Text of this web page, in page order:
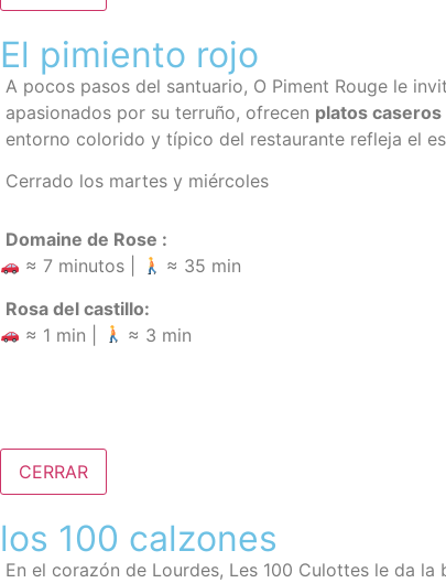
El pimiento rojo
A pocos pasos del santuario, O Piment Rouge le
apasionados por su terruño, ofrecen platos caseros
entorno colorido y típico del restaurante refleja el
Cerrado los martes y miércoles
Domaine de Rose :
≈ 7 minutos |
≈ 35 min
Rosa del castillo:
≈ 1 min |
≈ 3 min
CERRAR
los 100 calzones
En el corazón de Lourdes, Les 100 Culottes le da